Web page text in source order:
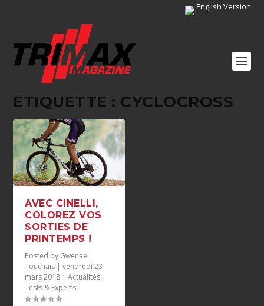
English Version
ÉTIQUETTE : CYCLOCROSS
AVEC CINELLI,
COLOREZ VOS
SORTIES DE
PRINTEMPS !
Posted by Gwenael
Touchais |vendredi 23
mars 2018 |Actualités,
Tests & Experts |